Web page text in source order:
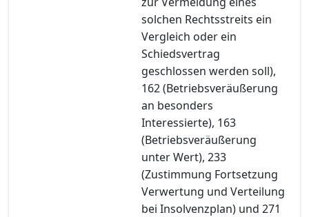
solchen Rechtsstreits ein
Vergleich oder ein
Schiedsvertrag
geschlossen werden soll),
162 (Betriebsveräußerung
an besonders
Interessierte), 163
(Betriebsveräußerung
unter Wert), 233
(Zustimmung Fortsetzung
Verwertung und Verteilung
bei Insolvenzplan) und 271